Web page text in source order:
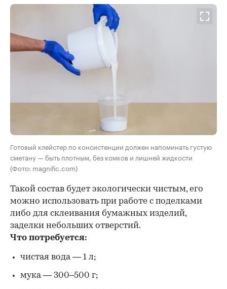
Готовый клейстер по консистенции должен напоминать густую
сметану — быть плотным, без комков и лишней жидкости
(Фото: magnific.com)
Такой состав будет экологически чистым, его
можно использовать при работе с поделками
либо для склеивания бумажных изделий,
заделки небольших отверстий.
Что потребуется:
чистая вода — 1 л;
мука — 300–500 г;